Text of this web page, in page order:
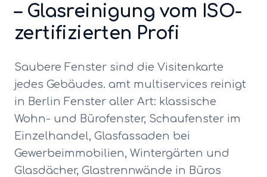
– Glasreinigung vom ISO-
zertifizierten Profi
Saubere Fenster sind die Visitenkarte
jedes Gebäudes. amt multiservices reinigt
in Berlin Fenster aller Art: klassische
Wohn- und Bürofenster, Schaufenster im
Einzelhandel, Glasfassaden bei
Gewerbeimmobilien, Wintergärten und
Glasdächer, Glastrennwände in Büros